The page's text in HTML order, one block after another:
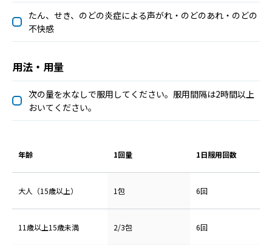
たん、せき、のどの炎症による声がれ・のどのあれ・のどの
不快感
用法・用量
次の量を水なしで服用してください。服用間隔は2時間以上
おいてください。
年齢 1回量 1日服用回数
大人（15歳以上） 1包 6回
11歳以上15歳未満 2/3包 6回